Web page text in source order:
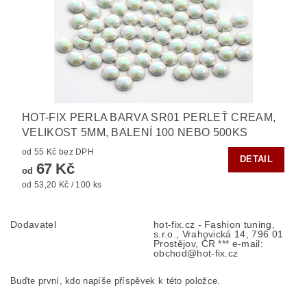
HOT-FIX PERLA BARVA SR01 PERLEŤ CREAM,
VELIKOST 5MM, BALENÍ 100 NEBO 500KS
od 55 Kč bez DPH
od 67 Kč
od 53,20 Kč / 100 ks
DETAIL
Dodavatel
hot-fix.cz - Fashion tuning,
s.r.o., Vrahovická 14, 796 01
Prostějov, ČR *** e-mail:
obchod@hot-fix.cz
Buďte první, kdo napíše příspěvek k této položce.